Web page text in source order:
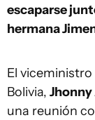
escaparse
hermana
El
Bolivia,
una reunión